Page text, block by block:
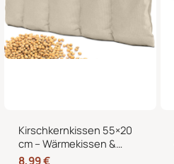
Kirschkernkissen 55×20
cm – Wärmekissen &
Kältekissen für
8,99€